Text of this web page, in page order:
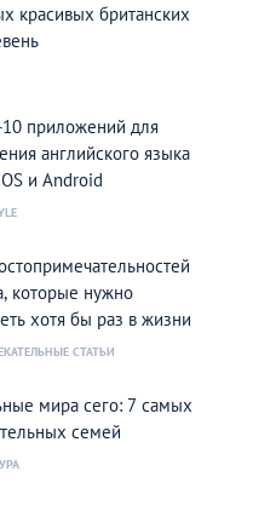
красивых британских
приложений для
английского языка
и Android
которые нужно
хотя бы раз в жизни
СТАТЬИ
мира сего: 7 самых
семей